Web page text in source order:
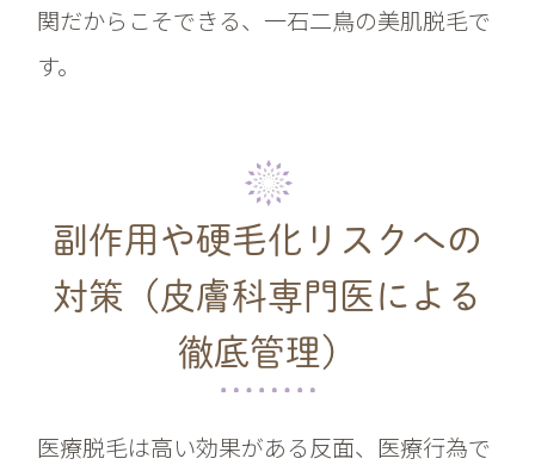
関だからこそできる、一石二鳥の美肌脱毛で
す。
副作用や硬毛化リスクへの
対策 （皮膚科専門医による
徹底管理）
医療脱毛は高い効果がある反面、医療行為で